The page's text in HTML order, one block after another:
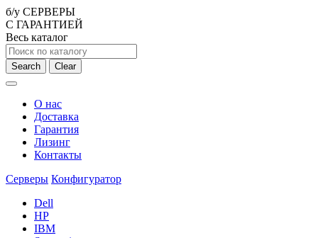
б/у СЕРВЕРЫ
С ГАРАНТИЕЙ
Весь каталог
Search Clear
О нас
Доставка
Гарантия
Лизинг
Контакты
Серверы Конфигуратор
Dell
HP
IBM